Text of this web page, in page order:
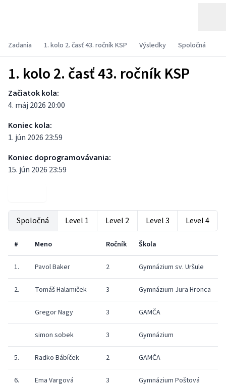
Zadania 1. kolo 2. časť 43. ročník KSP Výsledky Spoločná
1. kolo 2. časť 43. ročník KSP
Začiatok kola:
4. máj 2026 20:00
Koniec kola:
1. jún 2026 23:59
Koniec doprogramovávania:
15. jún 2026 23:59
Spoločná Level 1 Level 2 Level 3 Level 4
# Meno Ročník Škola
1. Pavol Baker 2 Gymnázium sv. Uršule
2. Tomáš Halamiček 3 Gymnázium Jura Hronca
Gregor Nagy 3 GAMČA
simon sobek 3 Gymnázium
5. Radko Bábíček 2 GAMČA
6. Ema Vargová 3 Gymnázium Poštová